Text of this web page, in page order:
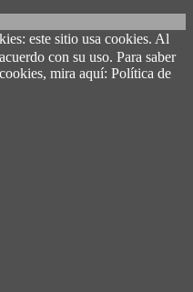
este sitio usa cookies. Al
con su uso. Para saber
mira aquí: Política de